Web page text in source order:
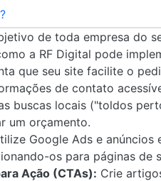
de toda empresa do
a RF Digital pode
que seu site facilite o
de contato
buscas locais ("toldos
um orçamento.
Google Ads e anúncios
os para páginas de
Ação (CTAs): Crie